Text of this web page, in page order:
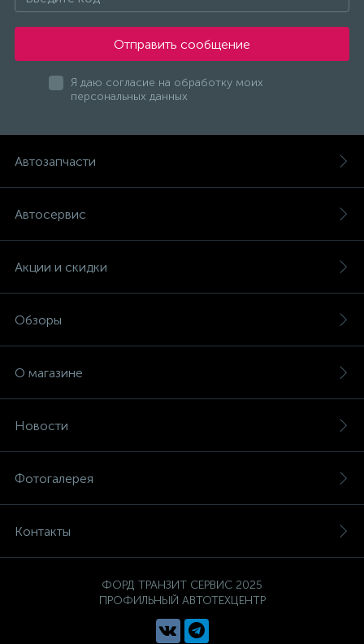
Отправить сообщение
Я даю согласие на обработку моих
персональных данных
Автозапчасти
Автосервис
Акции и скидки
Обзоры
О магазине
Новости
Фотогалерея
Контакты
ФОРД ТРАНЗИТ СЕРВИС 2025
ПРОФИЛЬНЫЙ АВТОТЕХЦЕНТР